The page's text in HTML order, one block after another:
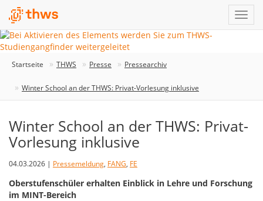
Startseite THWS Presse Pressearchiv
Winter School an der THWS: Privat-Vorlesung inklusive
Winter School an der THWS: Privat-
Vorlesung inklusive
04.03.2026 | Pressemeldung, FANG, FE
Oberstufenschüler erhalten Einblick in Lehre und Forschung
im MINT-Bereich